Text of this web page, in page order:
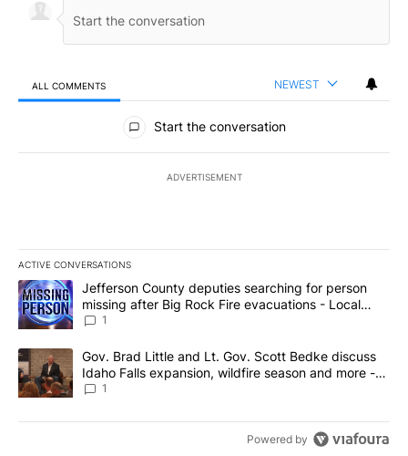
ALL COMMENTS NEWEST
All Comments
Start the conversation
ADVERTISEMENT
ACTIVE CONVERSATIONS
The following is a list of the most commented articles in the last
A trending article titled "Jefferson County deputies searching
Jefferson County deputies searching for person
missing after Big Rock Fire evacuations - Local
News 8
1
A trending article titled "Gov. Brad Little and Lt. Gov. Scott
Gov. Brad Little and Lt. Gov. Scott Bedke discuss
Idaho Falls expansion, wildfire season and more -
Local News 8
1
Powered by